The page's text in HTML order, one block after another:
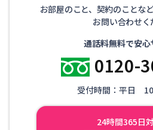
お部屋のこと、契約のことな
お問い合わせく
通話料無料で安心
0120-
受付時間：平日
24時間365日